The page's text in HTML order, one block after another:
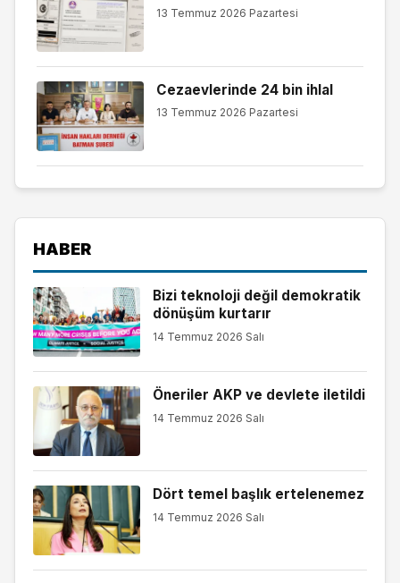
13 Temmuz 2026 Pazartesi
Cezaevlerinde 24 bin ihlal
13 Temmuz 2026 Pazartesi
HABER
Bizi teknoloji değil demokratik
dönüşüm kurtarır
14 Temmuz 2026 Salı
Öneriler AKP ve devlete iletildi
14 Temmuz 2026 Salı
Dört temel başlık ertelenemez
14 Temmuz 2026 Salı